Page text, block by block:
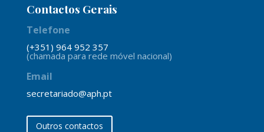
Contactos Gerais
Telefone
(+351) 964 952 357
(chamada para rede móvel nacional)
Email
secretariado@aph.pt
Outros contactos